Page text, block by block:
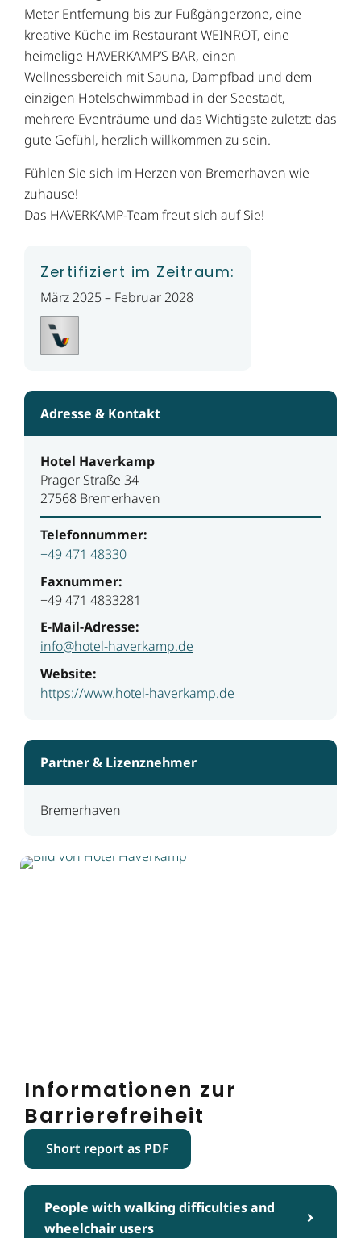
Meter Entfernung bis zur Fußgängerzone, eine
kreative Küche im Restaurant WEINROT, eine
heimelige HAVERKAMP’S BAR, einen
Wellnessbereich mit Sauna, Dampfbad und dem
einzigen Hotelschwimmbad in der Seestadt,
mehrere Eventräume und das Wichtigste zuletzt: das
gute Gefühl, herzlich willkommen zu sein.
Fühlen Sie sich im Herzen von Bremerhaven wie
zuhause!
Das HAVERKAMP-Team freut sich auf Sie!
Zertifiziert im Zeitraum:
März 2025 – Februar 2028
Adresse & Kontakt
Hotel Haverkamp
Prager Straße 34
27568 Bremerhaven
Telefonnummer:
+49 471 48330
Faxnummer:
+49 471 4833281
E-Mail-Adresse:
info@hotel-haverkamp.de
Website:
https://www.hotel-haverkamp.de
Partner & Lizenznehmer
Bremerhaven
Informationen zur
Barrierefreiheit
Short report as PDF
People with walking difficulties and
wheelchair users